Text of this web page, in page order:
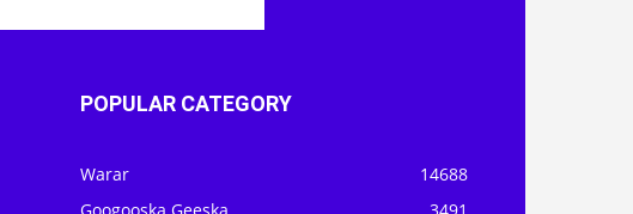
POPULAR CATEGORY
Warar
14688
Googooska Geeska
3491